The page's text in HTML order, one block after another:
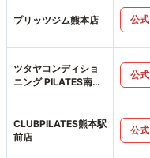
プリッツジム熊本店 公式
ツタヤコンディショ
ニング PILATES南熊
公式
CLUBPILATES熊本駅
前店
公式